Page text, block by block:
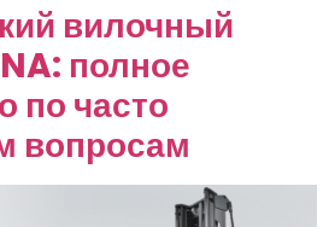
вилочный
полное
по часто
вопросам